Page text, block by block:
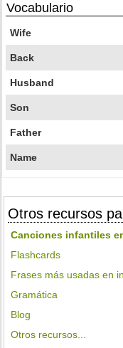
Vocabulario
Wife
Back
Husband
Son
Father
Name
Otros recursos
Canciones infantiles
Flashcards
Frases más usadas en
Gramática
Blog
Otros recursos...